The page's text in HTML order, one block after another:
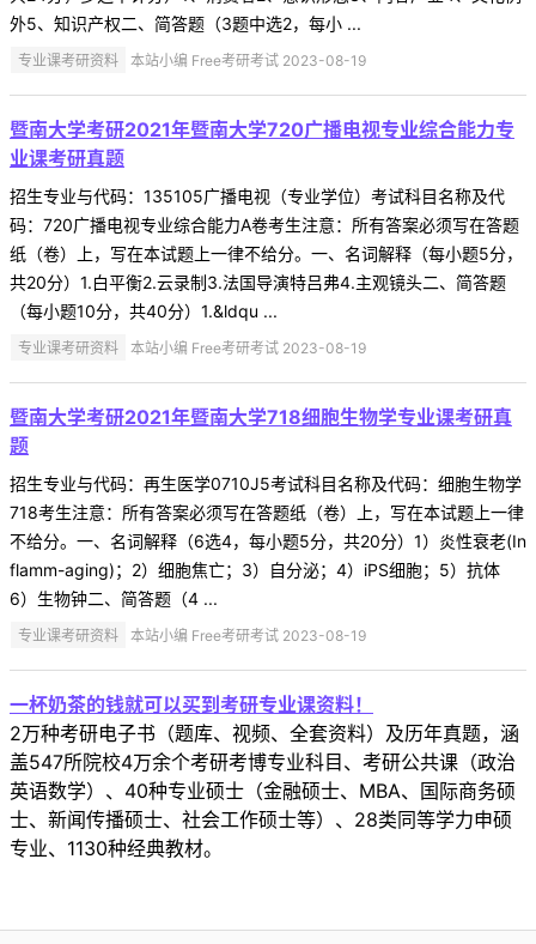
外5、知识产权二、简答题（3题中选2，每小 ...
专业课考研资料 本站小编 Free考研考试 2023-08-19
暨南大学考研2021年暨南大学720广播电视专业综合能力专
业课考研真题
招生专业与代码：135105广播电视（专业学位）考试科目名称及代
码：720广播电视专业综合能力A卷考生注意：所有答案必须写在答题
纸（卷）上，写在本试题上一律不给分。一、名词解释（每小题5分，
共20分）1.白平衡2.云录制3.法国导演特吕弗4.主观镜头二、简答题
（每小题10分，共40分）1.&ldqu ...
专业课考研资料 本站小编 Free考研考试 2023-08-19
暨南大学考研2021年暨南大学718细胞生物学专业课考研真
题
招生专业与代码：再生医学0710J5考试科目名称及代码：细胞生物学
718考生注意：所有答案必须写在答题纸（卷）上，写在本试题上一律
不给分。一、名词解释（6选4，每小题5分，共20分）1）炎性衰老(In
flamm-aging)；2）细胞焦亡；3）自分泌；4）iPS细胞；5）抗体
6）生物钟二、简答题（4 ...
专业课考研资料 本站小编 Free考研考试 2023-08-19
一杯奶茶的钱就可以买到考研专业课资料！
2万种考研电子书（题库、视频、全套资料）及历年真题，涵
盖547所院校4万余个考研考博专业科目、考研公共课（政治
英语数学）、40种专业硕士（金融硕士、MBA、国际商务硕
士、新闻传播硕士、社会工作硕士等）、28类同等学力申硕
专业、1130种经典教材。